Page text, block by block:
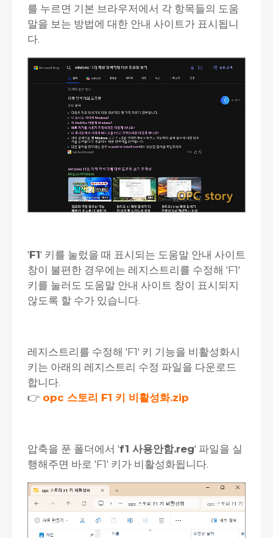
를 누르면 기본 브라우저에서 각 항목들의 도움
말을 보는 방법에 대한 안내 사이트가 표시됩니
다.
'F1' 키를 눌렀을 때 표시되는 도움말 안내 사이트
창이 불편한 경우에는 레지스트리를 수정해 'F1'
키를 눌러도 도움말 안내 사이트 창이 표시되지
않도록 할 수가 있습니다.
레지스트리를 수정해 'F1' 키 기능을 비활성화시
키는 아래의 레지스트리 수정 파일을 다운로드
합니다.
👉 opc 스토리 F1 키 비활성화.zip
압축을 푼 폴더에서 'f1 사용안함.reg' 파일을 실
행해주면 바로 'F1' 키가 비활성화됩니다.